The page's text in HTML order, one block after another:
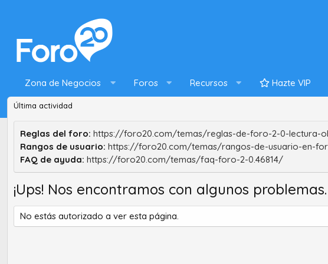
Zona de Negocios Foros Recursos Hazte VIP
Última actividad
Reglas del foro: https://foro20.com/temas/reglas-de-foro-2-0-lectura-
Rangos de usuario: https://foro20.com/temas/rangos-de-usuario-en-
FAQ de ayuda: https://foro20.com/temas/faq-foro-2-0.46814/
¡Ups! Nos encontramos con algunos problemas.
No estás autorizado a ver esta página.